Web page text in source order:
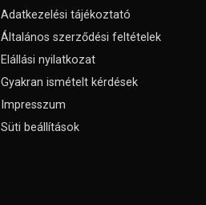
Adatkezelési tájékoztató
Általános szerződési feltételek
Elállási nyilatkozat
Gyakran ismételt kérdések
Impresszum
Süti beállítások